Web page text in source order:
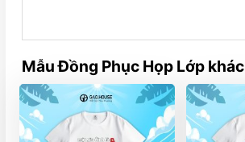
Mẫu Đồng Phục Họp Lớp khác